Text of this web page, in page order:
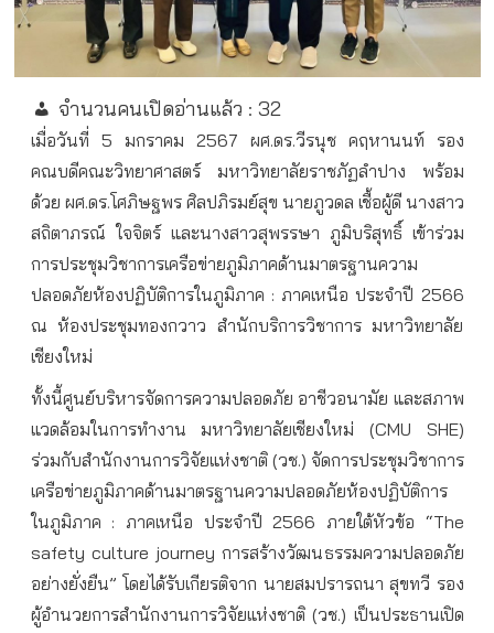
จำนวนคนเปิดอ่านแล้ว : 32
เมื่อวันที่ 5 มกราคม 2567 ผศ.ดร.วีรนุช คฤหานนท์ รอง
คณบดีคณะวิทยาศาสตร์ มหาวิทยาลัยราชภัฏลำปาง พร้อม
ด้วย ผศ.ดร.โศภิษฐพร ศิลปภิรมย์สุข นายภูวดล เชื้อผู้ดี นางสาว
สถิตาภรณ์ ใจจิตร์ และนางสาวสุพรรษา ภูมิบริสุทธิ์ เข้าร่วม
การประชุมวิชาการเครือข่ายภูมิภาคด้านมาตรฐานความ
ปลอดภัยห้องปฏิบัติการในภูมิภาค : ภาคเหนือ ประจำปี 2566
ณ ห้องประชุมทองกวาว สำนักบริการวิชาการ มหาวิทยาลัย
เชียงใหม่
ทั้งนี้ศูนย์บริหารจัดการความปลอดภัย อาชีวอนามัย และสภาพ
แวดล้อมในการทำงาน มหาวิทยาลัยเชียงใหม่ (CMU SHE)
ร่วมกับสำนักงานการวิจัยแห่งชาติ (วช.) จัดการประชุมวิชาการ
เครือข่ายภูมิภาคด้านมาตรฐานความปลอดภัยห้องปฏิบัติการ
ในภูมิภาค : ภาคเหนือ ประจำปี 2566 ภายใต้หัวข้อ “The
safety culture journey การสร้างวัฒนธรรมความปลอดภัย
อย่างยั่งยืน” โดยได้รับเกียรติจาก นายสมปรารถนา สุขทวี รอง
ผู้อำนวยการสำนักงานการวิจัยแห่งชาติ (วช.) เป็นประธานเปิด